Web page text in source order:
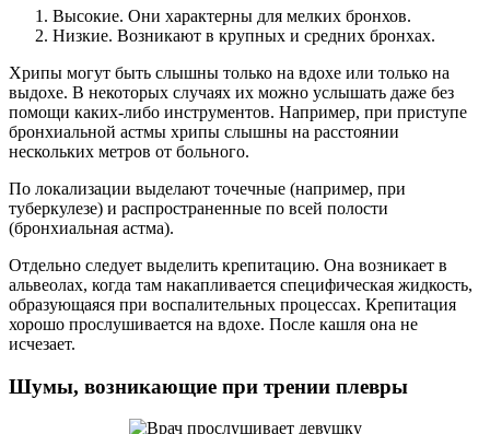
Высокие. Они характерны для мелких бронхов.
Низкие. Возникают в крупных и средних бронхах.
Хрипы могут быть слышны только на вдохе или только на
выдохе. В некоторых случаях их можно услышать даже без
помощи каких-либо инструментов. Например, при приступе
бронхиальной астмы хрипы слышны на расстоянии
нескольких метров от больного.
По локализации выделают точечные (например, при
туберкулезе) и распространенные по всей полости
(бронхиальная астма).
Отдельно следует выделить крепитацию. Она возникает в
альвеолах, когда там накапливается специфическая жидкость,
образующаяся при воспалительных процессах. Крепитация
хорошо прослушивается на вдохе. После кашля она не
исчезает.
Шумы, возникающие при трении плевры